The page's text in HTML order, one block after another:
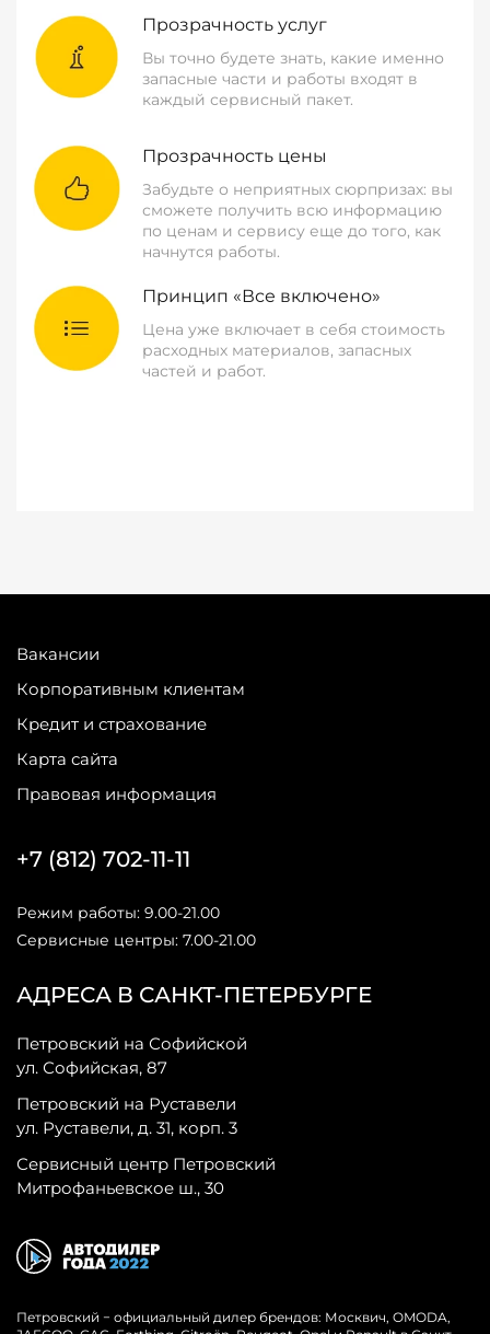
Прозрачность услуг
Вы точно будете знать, какие именно
запасные части и работы входят в
каждый сервисный пакет.
Прозрачность цены
Забудьте о неприятных сюрпризах: вы
сможете получить всю информацию
по ценам и сервису еще до того, как
начнутся работы.
Принцип «Все включено»
Цена уже включает в себя стоимость
расходных материалов, запасных
частей и работ.
Вакансии
Корпоративным клиентам
Кредит и страхование
Карта сайта
Правовая информация
АДРЕСА В САНКТ-ПЕТЕРБУРГЕ
Петровский на Софийской
ул. Софийская, 87
Петровский на Руставели
ул. Руставели, д. 31, корп. 3
Сервисный центр Петровский
Митрофаньевское ш., 30
+7 (812) 702-11-11
Режим работы: 9.00-21.00
Сервисные центры: 7.00-21.00
Петровский − официальный дилер брендов: Москвич, OMODA,